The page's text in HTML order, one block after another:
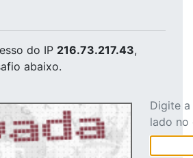
do IP 216.73.217.43,
abaixo.
Digite
lado no